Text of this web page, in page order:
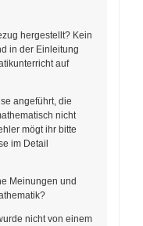
hergestellt? Kein
in der Einleitung
auf
angeführt, die
nicht
mögt ihr bitte
im Detail
Meinungen und
nicht von einem